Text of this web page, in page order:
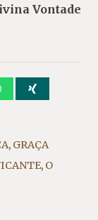
Vontade
, GRAÇA
, O